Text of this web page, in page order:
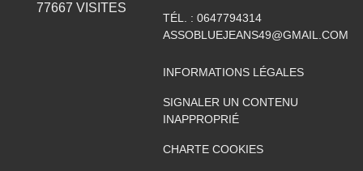
77667 VISITES
TÉL. : 0647794314
ASSOBLUEJEANS49@GMAIL.COM
INFORMATIONS LÉGALES
SIGNALER UN CONTENU
INAPPROPRIÉ
CHARTE COOKIES